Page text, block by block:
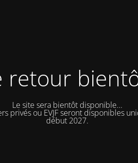
retour
Le site sera bientôt disponible...
privés ou EVJF seront disponibles
début 2027.